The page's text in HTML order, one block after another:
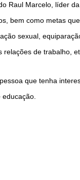
Raul Marcelo, líder
bem como metas
sexual,
de trabalho,
que tenha